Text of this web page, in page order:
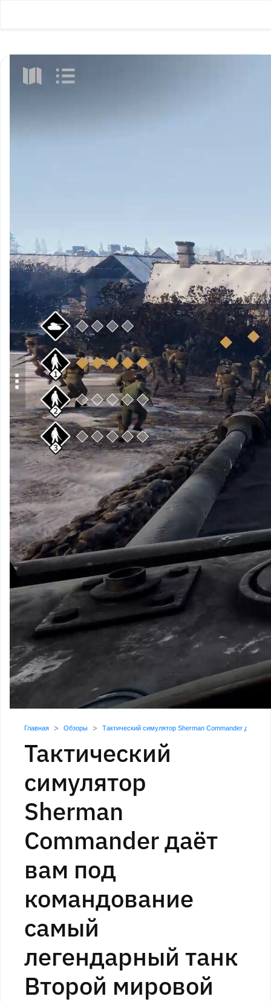
Главная Обзоры Тактический симулятор Sherman Commander даёт
Тактический
симулятор
Sherman
Commander даёт
вам под
командование
самый
легендарный танк
Второй мировой